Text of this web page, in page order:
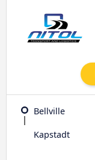
Bellville
Kapstadt